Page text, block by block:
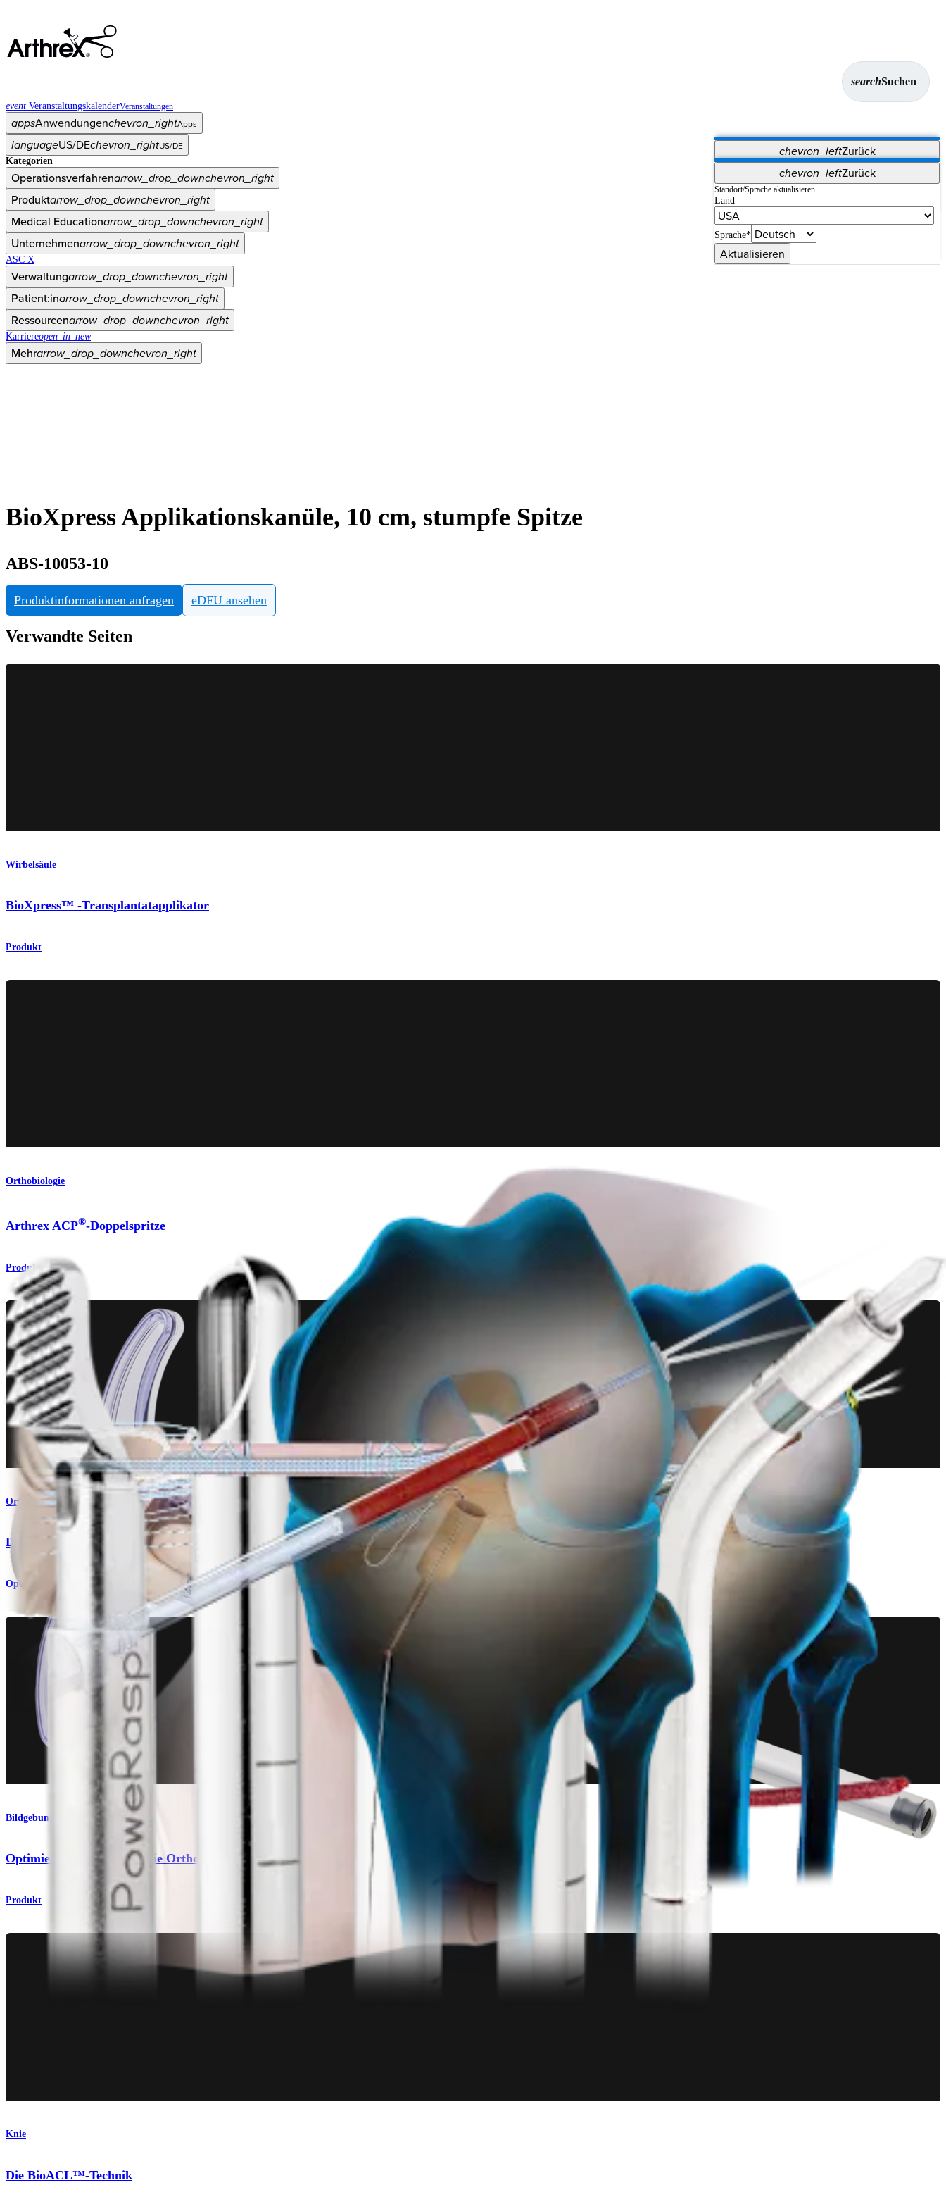
searchSuchen
event VeranstaltungskalenderVeranstaltungen
appsAnwendungenchevron_rightApps
chevron_leftZurück
Vet Systems OrthoPedia Patient
Supplier Portal
Synergy-Bildgebung und -Resektion
languageUS/DEchevron_rightUS/DE
chevron_leftZurück
Standort/Sprache aktualisieren
Land
Sprache*
Aktualisieren
Kategorien
Operationsverfahrenarrow_drop_downchevron_right
Produktarrow_drop_downchevron_right
Medical Educationarrow_drop_downchevron_right
Unternehmenarrow_drop_downchevron_right
ASC X
Verwaltungarrow_drop_downchevron_right
Patient:inarrow_drop_downchevron_right
Ressourcenarrow_drop_downchevron_right
Karriereopen_in_new
Mehrarrow_drop_downchevron_right
BioXpress Applikationskanüle, 10 cm, stumpfe Spitze
ABS-10053-10
Produktinformationen anfragen eDFU ansehen
Verwandte Seiten
Wirbelsäule
BioXpress™ -Transplantatapplikator
Produkt
Orthobiologie
Arthrex ACP®-Doppelspritze
Produkt
Orthobiologie
Die BioACL™-Technik
Operationsverfahren
Bildgebung & Resektion
Optimierte Resektion für die Orthobiologie
Produkt
Knie
Die BioACL™-Technik